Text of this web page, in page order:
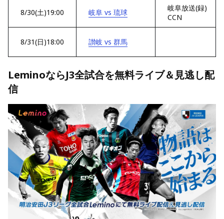
8/30(土)19:00 岐阜 vs 琉球
岐阜放送(録)
CCN
8/31(日)18:00 讃岐 vs 群馬
LeminoならJ3全試合を無料ライブ＆見逃し配
信